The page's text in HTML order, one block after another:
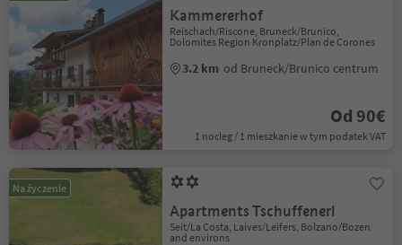
Kammererhof
Reischach/Riscone, Bruneck/Brunico,
Dolomites Region Kronplatz/Plan de Corones
3.2 km od Bruneck/Brunico centrum
Od 90€
1 nocleg / 1 mieszkanie w tym podatek VAT
Na życzenie
Apartments Tschuffenerl
Seit/La Costa, Laives/Leifers, Bolzano/Bozen
and environs